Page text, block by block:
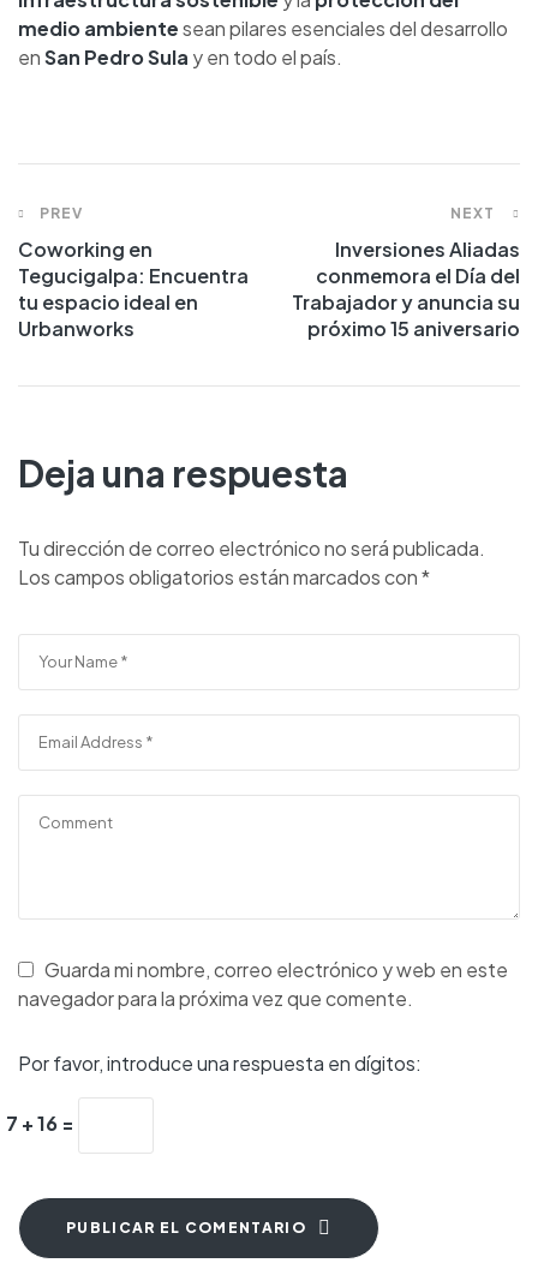
medio ambientesean pilares esenciales del desarrollo
enSan Pedro Sula y en todo el país.
PREV
Coworking en
Tegucigalpa: Encuentra
tu espacio ideal en
Urbanworks
NEXT
Inversiones Aliadas
conmemora el Día del
Trabajador y anuncia su
próximo 15 aniversario
Deja una respuesta
Tu dirección de correo electrónico no será publicada.
Los campos obligatorios están marcados con*
Guarda mi nombre, correo electrónico y web en este
navegador para la próxima vez que comente.
Por favor, introduce una respuesta en dígitos:
7 + 16 =
PUBLICAR EL COMENTARIO